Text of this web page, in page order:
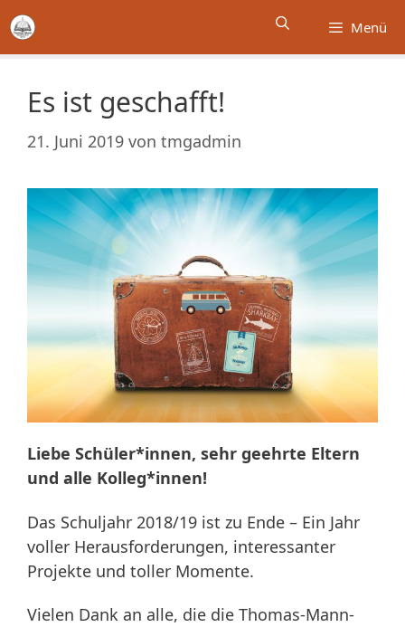
Zum
Inhalt
springen
Menü
Es ist geschafft!
21. Juni 2019 von tmgadmin
Liebe Schüler*innen, sehr geehrte Eltern
und alle Kolleg*innen!
Das Schuljahr 2018/19 ist zu Ende – Ein Jahr
voller Herausforderungen, interessanter
Projekte und toller Momente.
Vielen Dank an alle, die die Thomas-Mann-